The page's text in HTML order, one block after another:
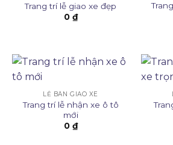
Trang trí lễ giao xe đẹp
0 ₫
LỄ BÀN GIAO XE
Trang trí lễ nhận xe ô tô
mới
0 ₫